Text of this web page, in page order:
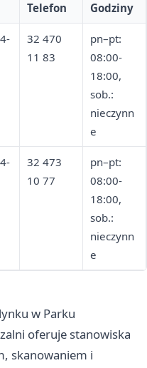
Telefon Godziny
32 470
11 83
pn–pt:
08:00-
18:00,
sob.:
nieczynn
e
32 473
10 77
pn–pt:
08:00-
18:00,
sob.:
nieczynn
e
w Parku
oferuje stanowiska
skanowaniem i